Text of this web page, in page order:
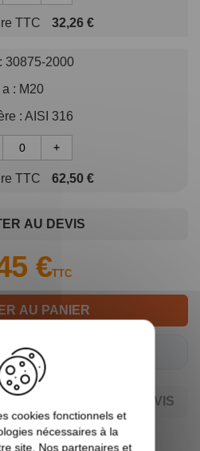
TTC 32,26 €
30875-2000
a : M20
: AISI 316
+
TTC 62,50 €
AU PANIER
€TTC
AU DEVIS
Connectez-vous
AJOUTER AU DEVIS
cookies fonctionnels et
nécessaires à la
site. Nos partenaires et